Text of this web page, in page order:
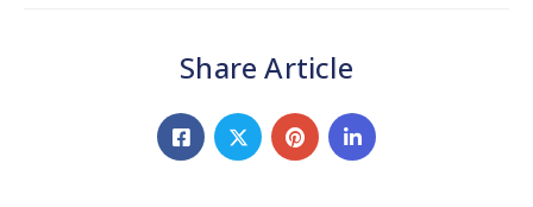
Share Article